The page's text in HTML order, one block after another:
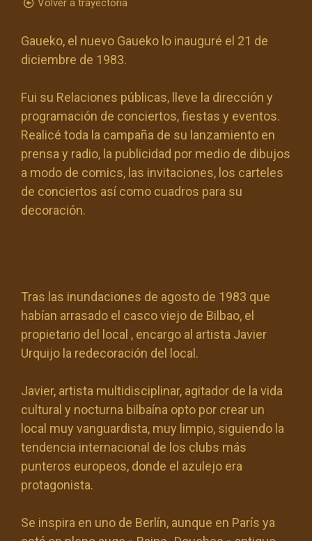
Volver a trayectoria
Gaueko, el nuevo Gaueko lo inauguré el 21 de
diciembre de 1983.
Fui su Relaciones públicas, lleve la dirección y
programación de conciertos, fiestas y eventos.
Realicé toda la campaña de su lanzamiento en
prensa y radio, la publicidad por medio de dibujos
a modo de comics, las invitaciones, los carteles
de conciertos así como cuadros para su
decoración.
Tras las inundaciones de agosto de 1983 que
habían arrasado el casco viejo de Bilbao, el
propietario del local , encargo al artista Javier
Urquijo la redecoración del local.
Javier, artista multidisciplinar, agitador de la vida
cultural y nocturna bilbaína opto por crear un
local muy vanguardista, muy limpio, siguiendo la
tendencia internacional de los clubs más
punteros europeos, donde el azulejo era
protagonista.
Se inspira en uno de Berlín, aunque en París ya